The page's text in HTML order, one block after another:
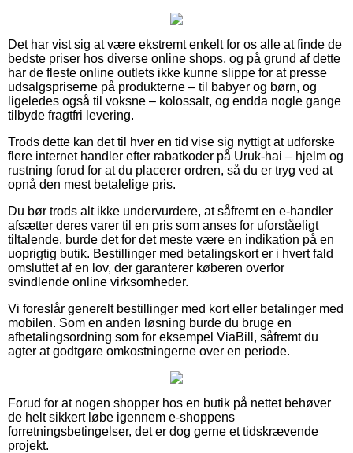
Det har vist sig at være ekstremt enkelt for os alle at finde de
bedste priser hos diverse online shops, og på grund af dette
har de fleste online outlets ikke kunne slippe for at presse
udsalgspriserne på produkterne – til babyer og børn, og
ligeledes også til voksne – kolossalt, og endda nogle gange
tilbyde fragtfri levering.
Trods dette kan det til hver en tid vise sig nyttigt at udforske
flere internet handler efter rabatkoder på Uruk-hai – hjelm og
rustning forud for at du placerer ordren, så du er tryg ved at
opnå den mest betalelige pris.
Du bør trods alt ikke undervurdere, at såfremt en e-handler
afsætter deres varer til en pris som anses for uforståeligt
tiltalende, burde det for det meste være en indikation på en
uoprigtig butik. Bestillinger med betalingskort er i hvert fald
omsluttet af en lov, der garanterer køberen overfor
svindlende online virksomheder.
Vi foreslår generelt bestillinger med kort eller betalinger med
mobilen. Som en anden løsning burde du bruge en
afbetalingsordning som for eksempel ViaBill, såfremt du
agter at godtgøre omkostningerne over en periode.
Forud for at nogen shopper hos en butik på nettet behøver
de helt sikkert løbe igennem e-shoppens
forretningsbetingelser, det er dog gerne et tidskrævende
projekt.